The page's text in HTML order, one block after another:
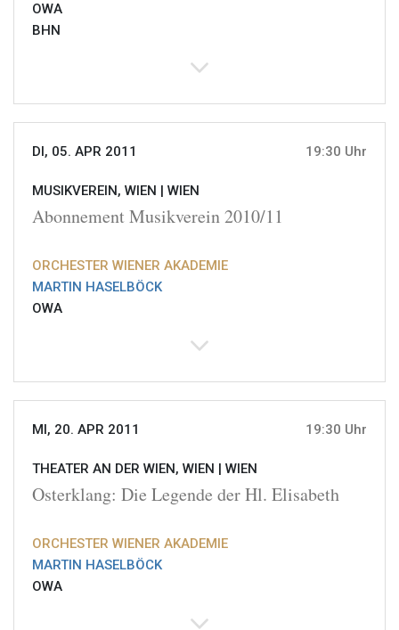
OWA
BHN
DI, 05. APR 2011 19:30 Uhr
MUSIKVEREIN, WIEN | WIEN
Abonnement Musikverein 2010/11
ORCHESTER WIENER AKADEMIE
MARTIN HASELBÖCK
OWA
MI, 20. APR 2011 19:30 Uhr
THEATER AN DER WIEN, WIEN | WIEN
Osterklang: Die Legende der Hl. Elisabeth
ORCHESTER WIENER AKADEMIE
MARTIN HASELBÖCK
OWA